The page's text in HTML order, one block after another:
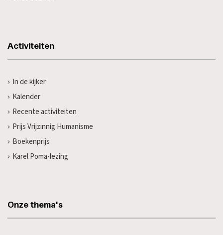
Activiteiten
In de kijker
Kalender
Recente activiteiten
Prijs Vrijzinnig Humanisme
Boekenprijs
Karel Poma-lezing
Onze thema's